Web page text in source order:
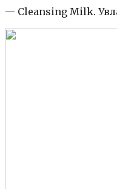
— Cleansing Milk.